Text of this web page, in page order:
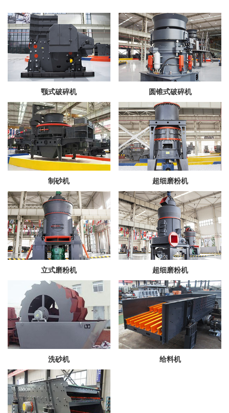
颚式破碎机 圆锥式破碎机
制砂机 超细磨粉机
立式磨粉机 超细磨粉机
洗砂机 给料机